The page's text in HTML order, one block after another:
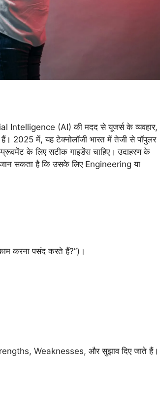
Intelligence (AI) की मदद से यूजर्स के व्यवहार,
2025 में, यह टेक्नोलॉजी भारत में तेजी से पॉपुलर
के लिए सटीक गाइडेंस चाहिए। उदाहरण के
सकता है कि उसके लिए Engineering या
करना पसंद करते हैं?”)।
Weaknesses, और सुझाव दिए जाते हैं।